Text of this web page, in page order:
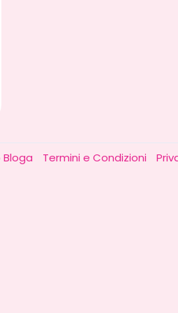
Bloga Termini e Condizioni